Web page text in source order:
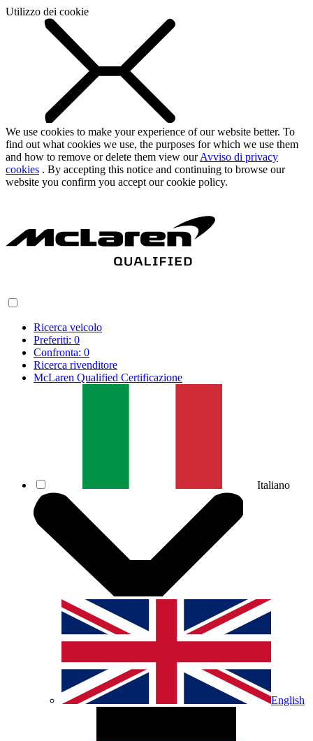
Utilizzo dei cookie
We use cookies to make your experience of our website better. To
find out what cookies we use, the purposes for which we use them
and how to remove or delete them view ourAvviso di privacy
cookies . By accepting this notice and continuing to browse our
website you confirm you accept our cookie policy.
Ricerca veicolo
Preferiti: 0
Confronta: 0
Ricerca rivenditore
McLaren Qualified Certificazione
Italiano
English